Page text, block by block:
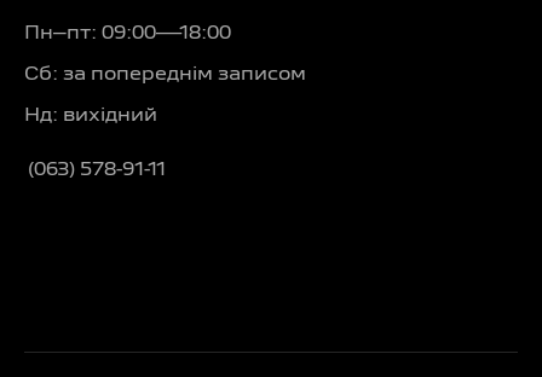
Пн–пт: 09:00—18:00
Сб: за попереднім записом
Нд: вихідний
(063) 578-91-11